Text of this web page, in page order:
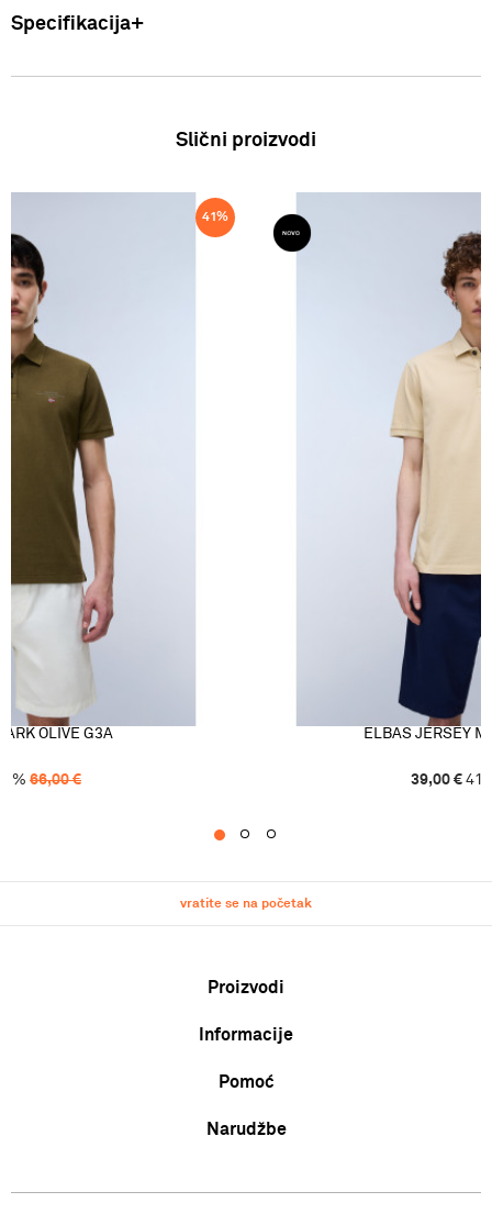
Specifikacija
Turska Sastav: 100% Pamuk SS24
Slični proizvodi
41%
OLIVE G3A
% 66,00€
ELBAS JERSEY
39,00 € 41
vratite se na početak
Proizvodi
Muškarci
Žene
Djeca
Informacije
O nama
Zaposlenje
Pomoć
Uvjeti korištenja i prodaje
Narudžbe